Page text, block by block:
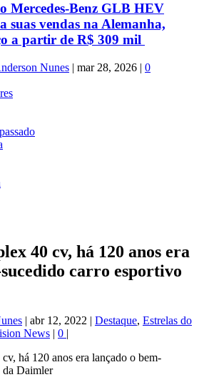
Mercedes-Benz GLB HEV
suas vendas na Alemanha,
a partir de R$ 309 mil
Nunes | mar 28, 2026 | 0
40 cv, há 120 anos era
carro esportivo
| abr 12, 2022 | Destaque, Estrelas do
News | 0 |